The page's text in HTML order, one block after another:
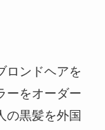
ロンドヘアを
ーをオーダー
の黒髪を外国